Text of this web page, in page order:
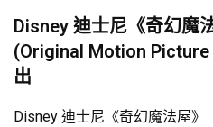
Disney 迪士尼《奇幻魔
(Original Motion
出
Disney 迪士尼《奇幻魔法屋》